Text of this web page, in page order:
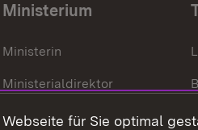
Ministerium
Ministerin
Ministerialdirektor
Organisation und Aufgaben
Webseite für Sie optimal